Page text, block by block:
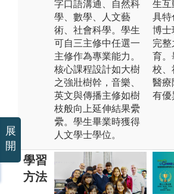
字口語溝通、自然科
學、數學、人文藝
術、社會科學。學生
可自三主修中任選一
主修作為專業能力。
核心課程設計如大樹
之強壯樹幹，音樂、
英文與傳播主修如樹
枝般向上延伸結果纍
纍。學生畢業時獲得
人文學士學位。
生互
具特
博士
完整
育。
校、
醫療
有優
學習
方法
展
開